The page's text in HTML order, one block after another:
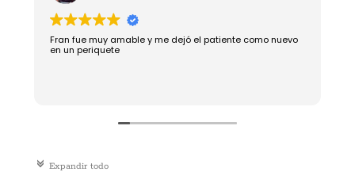
Fran fue muy amable y me dejó el patiente como nuevo
en un periquete
c Expandir todo